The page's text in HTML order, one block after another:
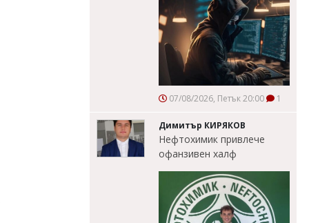
07/08/2026, Петък 20:00 1
Димитър КИРЯКОВ
Нефтохимик привлече
офанзивен халф